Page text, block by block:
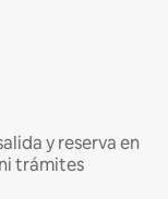
y reserva en
trámites